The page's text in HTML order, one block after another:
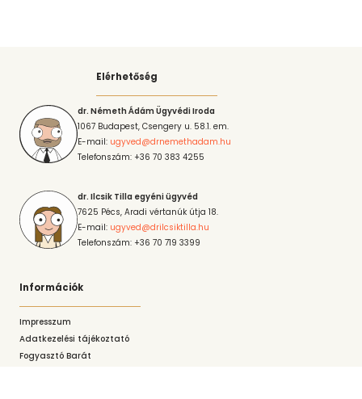
Információk
Impresszum
Adatkezelési tájékoztató
Fogyasztó Barát
Elérhetőség
dr. Németh Ádám Ügyvédi Iroda
1067 Budapest, Csengery u. 58.1. em.
E-mail: ugyved@drnemethadam.hu
Telefonszám: +36 70 383 4255
dr. Ilcsik Tilla egyéni ügyvéd
7625 Pécs, Aradi vértanúk útja 18.
E-mail: ugyved@drilcsiktilla.hu
Telefonszám: +36 70 719 3399